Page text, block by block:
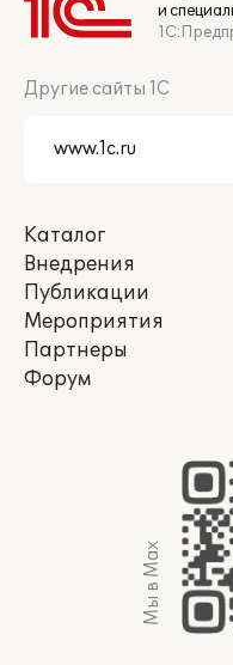
и
Другие сайты 1С
Каталог
Внедрения
Публикации
Мероприятия
Партнеры
Форум
Мы в Max